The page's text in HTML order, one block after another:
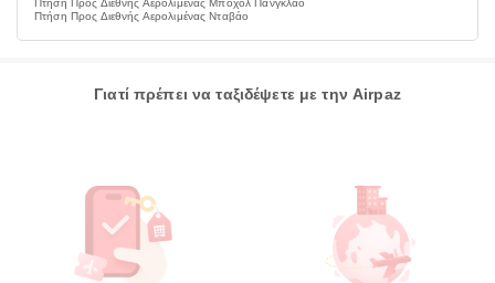
Πτήση Προς Διεθνής Αερολιμένας Μποχόλ Πανγκλάο
Πτήση Προς Διεθνής Αερολιμένας Νταβάο
Γιατί πρέπει να ταξιδέψετε με την Airpaz